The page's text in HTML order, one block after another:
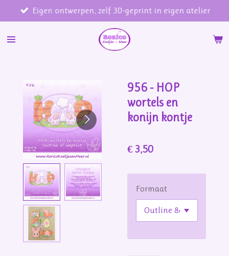
direct
naar
Eigen ontwerpen, zelf 3D-geprint in eigen atelier
956 - HOP
wortels en
konijn kontje
€ 3,50
Formaat